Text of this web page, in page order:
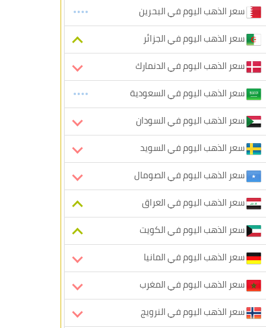
سعر الذهب اليوم في البحرين
سعر الذهب اليوم في الجزائر
سعر الذهب اليوم في الدنمارك
سعر الذهب اليوم في السعودية
سعر الذهب اليوم في السودان
سعر الذهب اليوم في السويد
سعر الذهب اليوم في الصومال
سعر الذهب اليوم في العراق
سعر الذهب اليوم في الكويت
سعر الذهب اليوم في المانيا
سعر الذهب اليوم في المغرب
سعر الذهب اليوم في النرويج